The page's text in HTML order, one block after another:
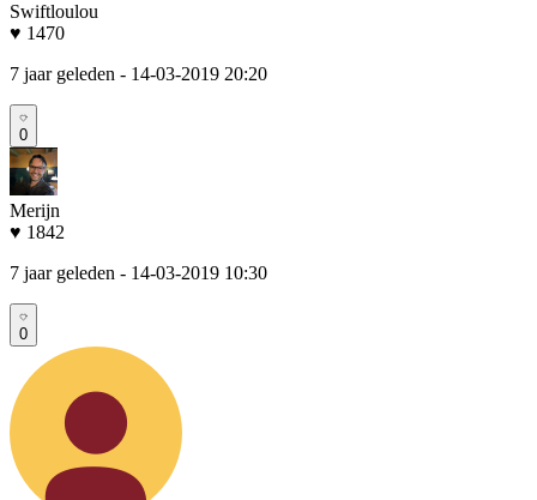
Swiftloulou
♥ 1470
7 jaar geleden - 14-03-2019 20:20
0
Merijn
♥ 1842
7 jaar geleden - 14-03-2019 10:30
0